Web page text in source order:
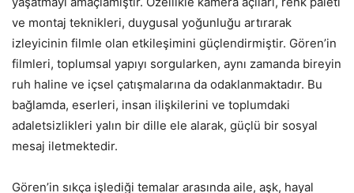
ve montaj teknikleri, duygusal yoğunluğu artırarak
izleyicinin filmle olan etkileşimini güçlendirmiştir. Gören’in
filmleri, toplumsal yapıyı sorgularken, aynı zamanda bireyin
ruh haline ve içsel çatışmalarına da odaklanmaktadır. Bu
bağlamda, eserleri, insan ilişkilerini ve toplumdaki
adaletsizlikleri yalın bir dille ele alarak, güçlü bir sosyal
mesaj iletmektedir.
Gören’in sıkça işlediği temalar arasında aile, aşk, hayal